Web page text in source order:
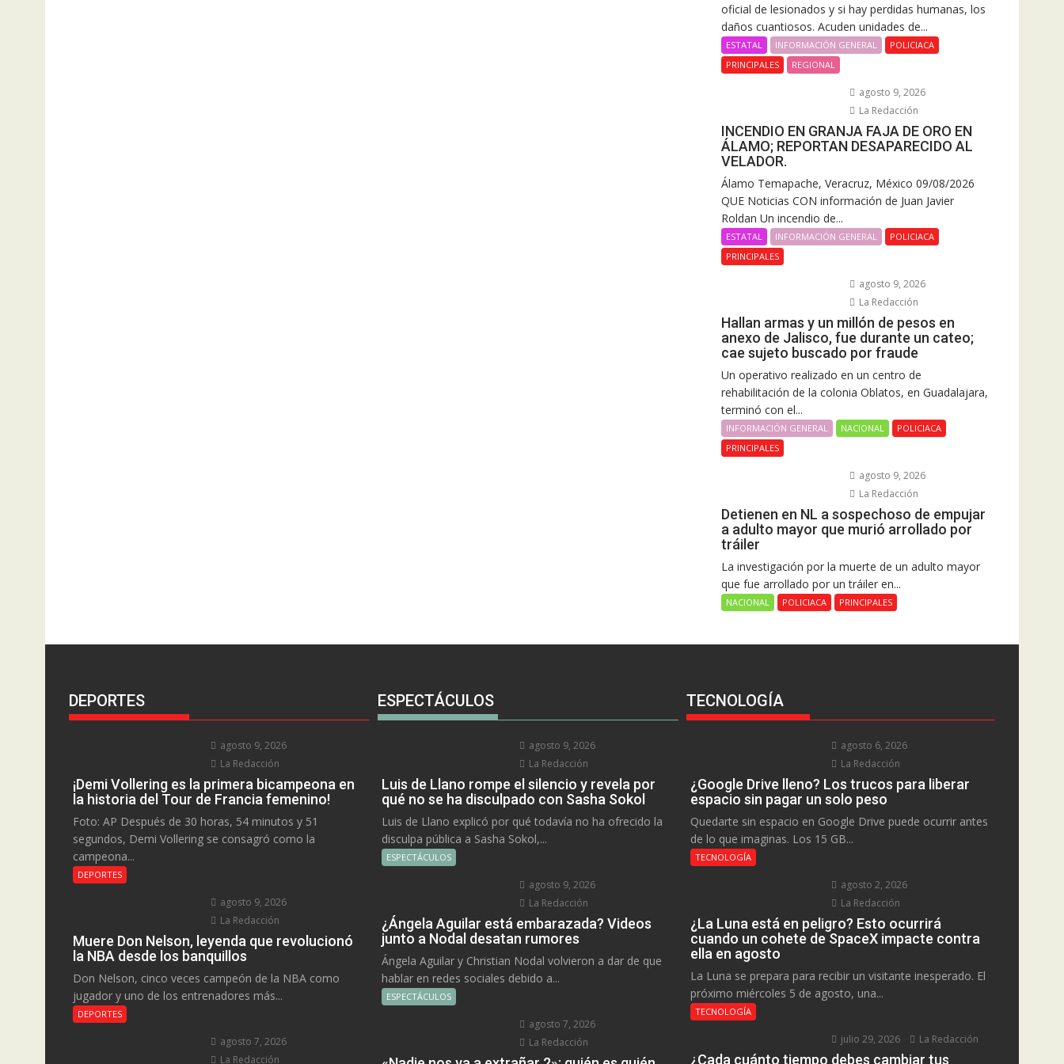
oficial de lesionados y si hay perdidas humanas, los
daños cuantiosos. Acuden unidades de...
ESTATAL INFORMACIÓN GENERAL
POLICIACA
PRINCIPALES
REGIONAL
agosto 9, 2026
La Redacción
INCENDIO EN GRANJA FAJA DE ORO EN
ÁLAMO; REPORTAN DESAPARECIDO AL
VELADOR.
Álamo Temapache, Veracruz, México 09/08/2026
QUE Noticias CON información de Juan Javier
Roldan Un incendio de...
ESTATAL INFORMACIÓN GENERAL
POLICIACA
PRINCIPALES
agosto 9, 2026
La Redacción
Hallan armas y un millón de pesos en
anexo de Jalisco, fue durante un cateo;
cae sujeto buscado por fraude
Un operativo realizado en un centro de
rehabilitación de la colonia Oblatos, en Guadalajara,
terminó con el...
INFORMACIÓN GENERAL NACIONAL
POLICIACA
PRINCIPALES
agosto 9, 2026
La Redacción
Detienen en NL a sospechoso de empujar
a adulto mayor que murió arrollado por
tráiler
La investigación por la muerte de un adulto mayor
que fue arrollado por un tráiler en...
NACIONAL POLICIACA PRINCIPALES
DEPORTES
agosto 9, 2026
La Redacción
¡Demi Vollering es la primera bicampeona en
la historia del Tour de Francia femenino!
Foto: AP Después de 30 horas, 54 minutos y 51
segundos, Demi Vollering se consagró como la
campeona...
DEPORTES
agosto 9, 2026
La Redacción
Muere Don Nelson, leyenda que revolucionó
la NBA desde los banquillos
Don Nelson, cinco veces campeón de la NBA como
jugador y uno de los entrenadores más...
DEPORTES
agosto 7, 2026
La Redacción
ESPECTÁCULOS
agosto 9, 2026
La Redacción
Luis de Llano rompe el silencio y revela por
qué no se ha disculpado con Sasha Sokol
Luis de Llano explicó por qué todavía no ha ofrecido la
disculpa pública a Sasha Sokol,...
ESPECTÁCULOS
agosto 9, 2026
La Redacción
¿Ángela Aguilar está embarazada? Videos
junto a Nodal desatan rumores
Ángela Aguilar y Christian Nodal volvieron a dar de que
hablar en redes sociales debido a...
ESPECTÁCULOS
agosto 7, 2026
La Redacción
TECNOLOGÍA
agosto 6, 2026
La Redacción
¿Google Drive lleno? Los trucos para liberar
espacio sin pagar un solo peso
Quedarte sin espacio en Google Drive puede ocurrir antes
de lo que imaginas. Los 15 GB...
TECNOLOGÍA
agosto 2, 2026
La Redacción
¿La Luna está en peligro? Esto ocurrirá
cuando un cohete de SpaceX impacte contra
ella en agosto
La Luna se prepara para recibir un visitante inesperado. El
próximo miércoles 5 de agosto, una...
TECNOLOGÍA
julio 29, 2026 La Redacción
¿Cada cuánto tiempo debes cambiar tus